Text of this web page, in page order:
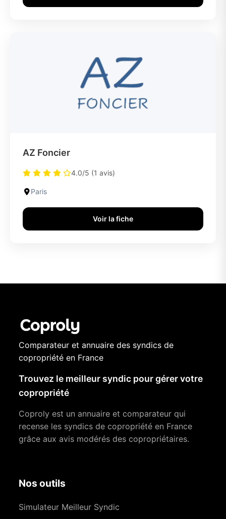
AZ Foncier
4.0/5 (1 avis)
Paris
Voir la fiche
Comparateur et annuaire des syndics de
copropriété en France
Trouvez le meilleur syndic pour gérer votre
copropriété
Coproly est un annuaire et comparateur qui
recense les syndics de copropriété en France
grâce aux avis modérés des copropriétaires.
Nos outils
Simulateur Meilleur Syndic